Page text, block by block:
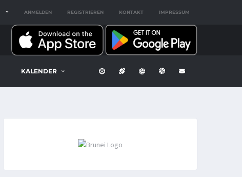
ANMELDEN REGISTRIEREN KONTAKT IMPRESSUM
KALENDER